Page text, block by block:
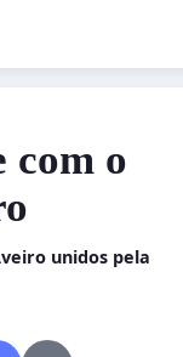
com o
unidos pela